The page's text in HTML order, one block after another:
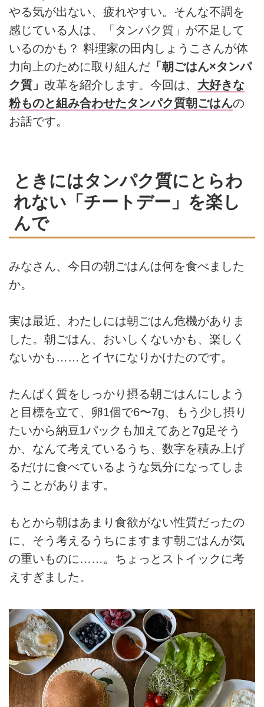
やる気が出ない、疲れやすい。そんな不調を
感じている人は、「タンパク質」が不足して
いるのかも？ 料理家の田内しょうこさんが体
力向上のために取り組んだ 「朝ごはん×タンパ
ク質」 改革を紹介します。今回は、 大好きな
粉ものと組み合わせたタンパク質朝ごはんの
お話です。
ときにはタンパク質にとらわ
れない「チートデー」を楽し
んで
みなさん、今日の朝ごはんは何を食べました
か。
実は最近、わたしには朝ごはん危機がありま
した。朝ごはん、おいしくないかも、楽しく
ないかも……とイヤになりかけたのです。
たんぱく質をしっかり摂る朝ごはんにしよう
と目標を立て、卵1個で6〜7g、もう少し摂り
たいから納豆1パックも加えてあと7g足そう
か、なんて考えているうち、数字を積み上げ
るだけに食べているような気分になってしま
うことがあります。
もとから朝はあまり食欲がない性質だったの
に、そう考えるうちにますます朝ごはんが気
の重いものに……。ちょっとストイックに考
えすぎました。